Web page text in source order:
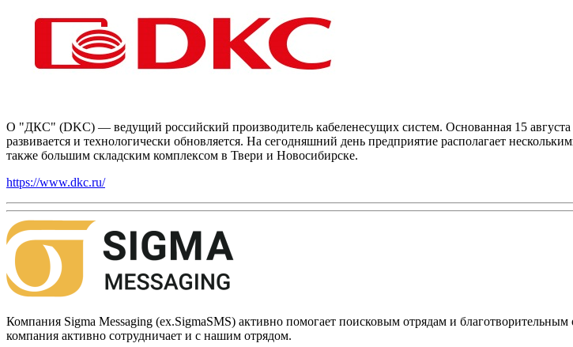
О "ДКС" (DKC) — ведущий российский производитель кабеленесущих систем. Основанная 15 августа
развивается и технологически обновляется. На сегодняшний день предприятие располагает
также большим складским комплексом в Твери и Новосибирске.
https://www.dkc.ru/
Компания Sigma Messaging (ex.SigmaSMS) активно помогает поисковым отрядам и
компания активно сотрудничает и с нашим отрядом.